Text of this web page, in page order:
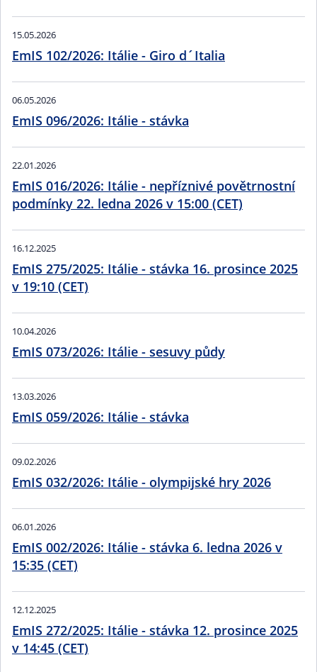
15.05.2026
EmIS 102/2026: Itálie - Giro d´Italia
06.05.2026
EmIS 096/2026: Itálie - stávka
22.01.2026
EmIS 016/2026: Itálie - nepříznivé povětrnostní
podmínky 22. ledna 2026 v 15:00 (CET)
16.12.2025
EmIS 275/2025: Itálie - stávka 16. prosince 2025
v 19:10 (CET)
10.04.2026
EmIS 073/2026: Itálie - sesuvy půdy
13.03.2026
EmIS 059/2026: Itálie - stávka
09.02.2026
EmIS 032/2026: Itálie - olympijské hry 2026
06.01.2026
EmIS 002/2026: Itálie - stávka 6. ledna 2026 v
15:35 (CET)
12.12.2025
EmIS 272/2025: Itálie - stávka 12. prosince 2025
v 14:45 (CET)